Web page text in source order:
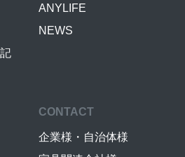
ANYLIFE
NEWS
CONTACT
企業様・自治体様